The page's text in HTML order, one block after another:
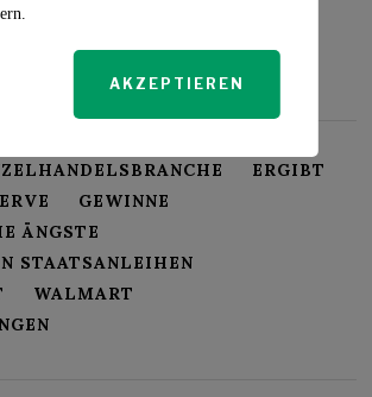
ERGIBT
GEWINNE
ÄNGSTE
STAATSANLEIHEN
WALMART
AKZEPTIEREN